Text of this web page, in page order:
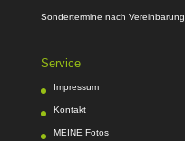
Sondertermine nach Vereinbarung
Service
Impressum
Kontakt
MEINE Fotos